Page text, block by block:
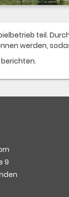
teil.
werden,
9